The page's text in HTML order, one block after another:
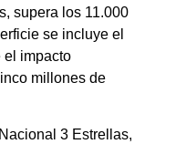
supera los 11.000
se incluye el
el impacto
millones de
3 Estrellas,